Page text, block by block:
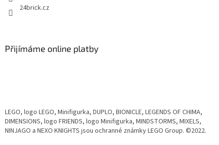
24brick.cz
Přijímáme online platby
LEGO, logo LEGO, Minifigurka, DUPLO, BIONICLE, LEGENDS OF CHIMA,
DIMENSIONS, logo FRIENDS, logo Minifigurka, MINDSTORMS, MIXELS,
NINJAGO a NEXO KNIGHTS jsou ochranné známky LEGO Group. ©2022.